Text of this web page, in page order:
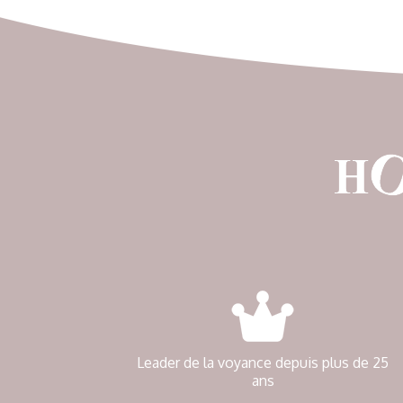
Leader de la voyance depuis plus de 25
ans